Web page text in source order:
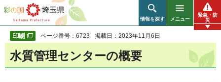
彩の国 埼玉県
情報を探す メニュー
緊急・防
災
ページ番号：6723 掲載日：2023年11月6日
水質管理センターの概要